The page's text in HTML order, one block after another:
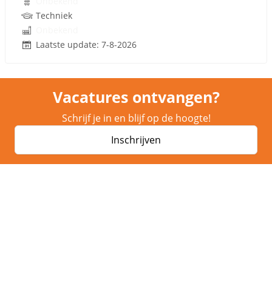
Techniek
Laatste update: 7-8-2026
Vacatures ontvangen?
Schrijf je in en blijf op de hoogte!
Inschrijven